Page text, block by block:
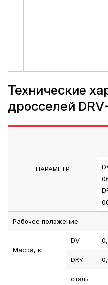
Технические
дросселей
ПАРАМЕТР
Рабочее положение
Масса, кг
DV
DRV
сталь